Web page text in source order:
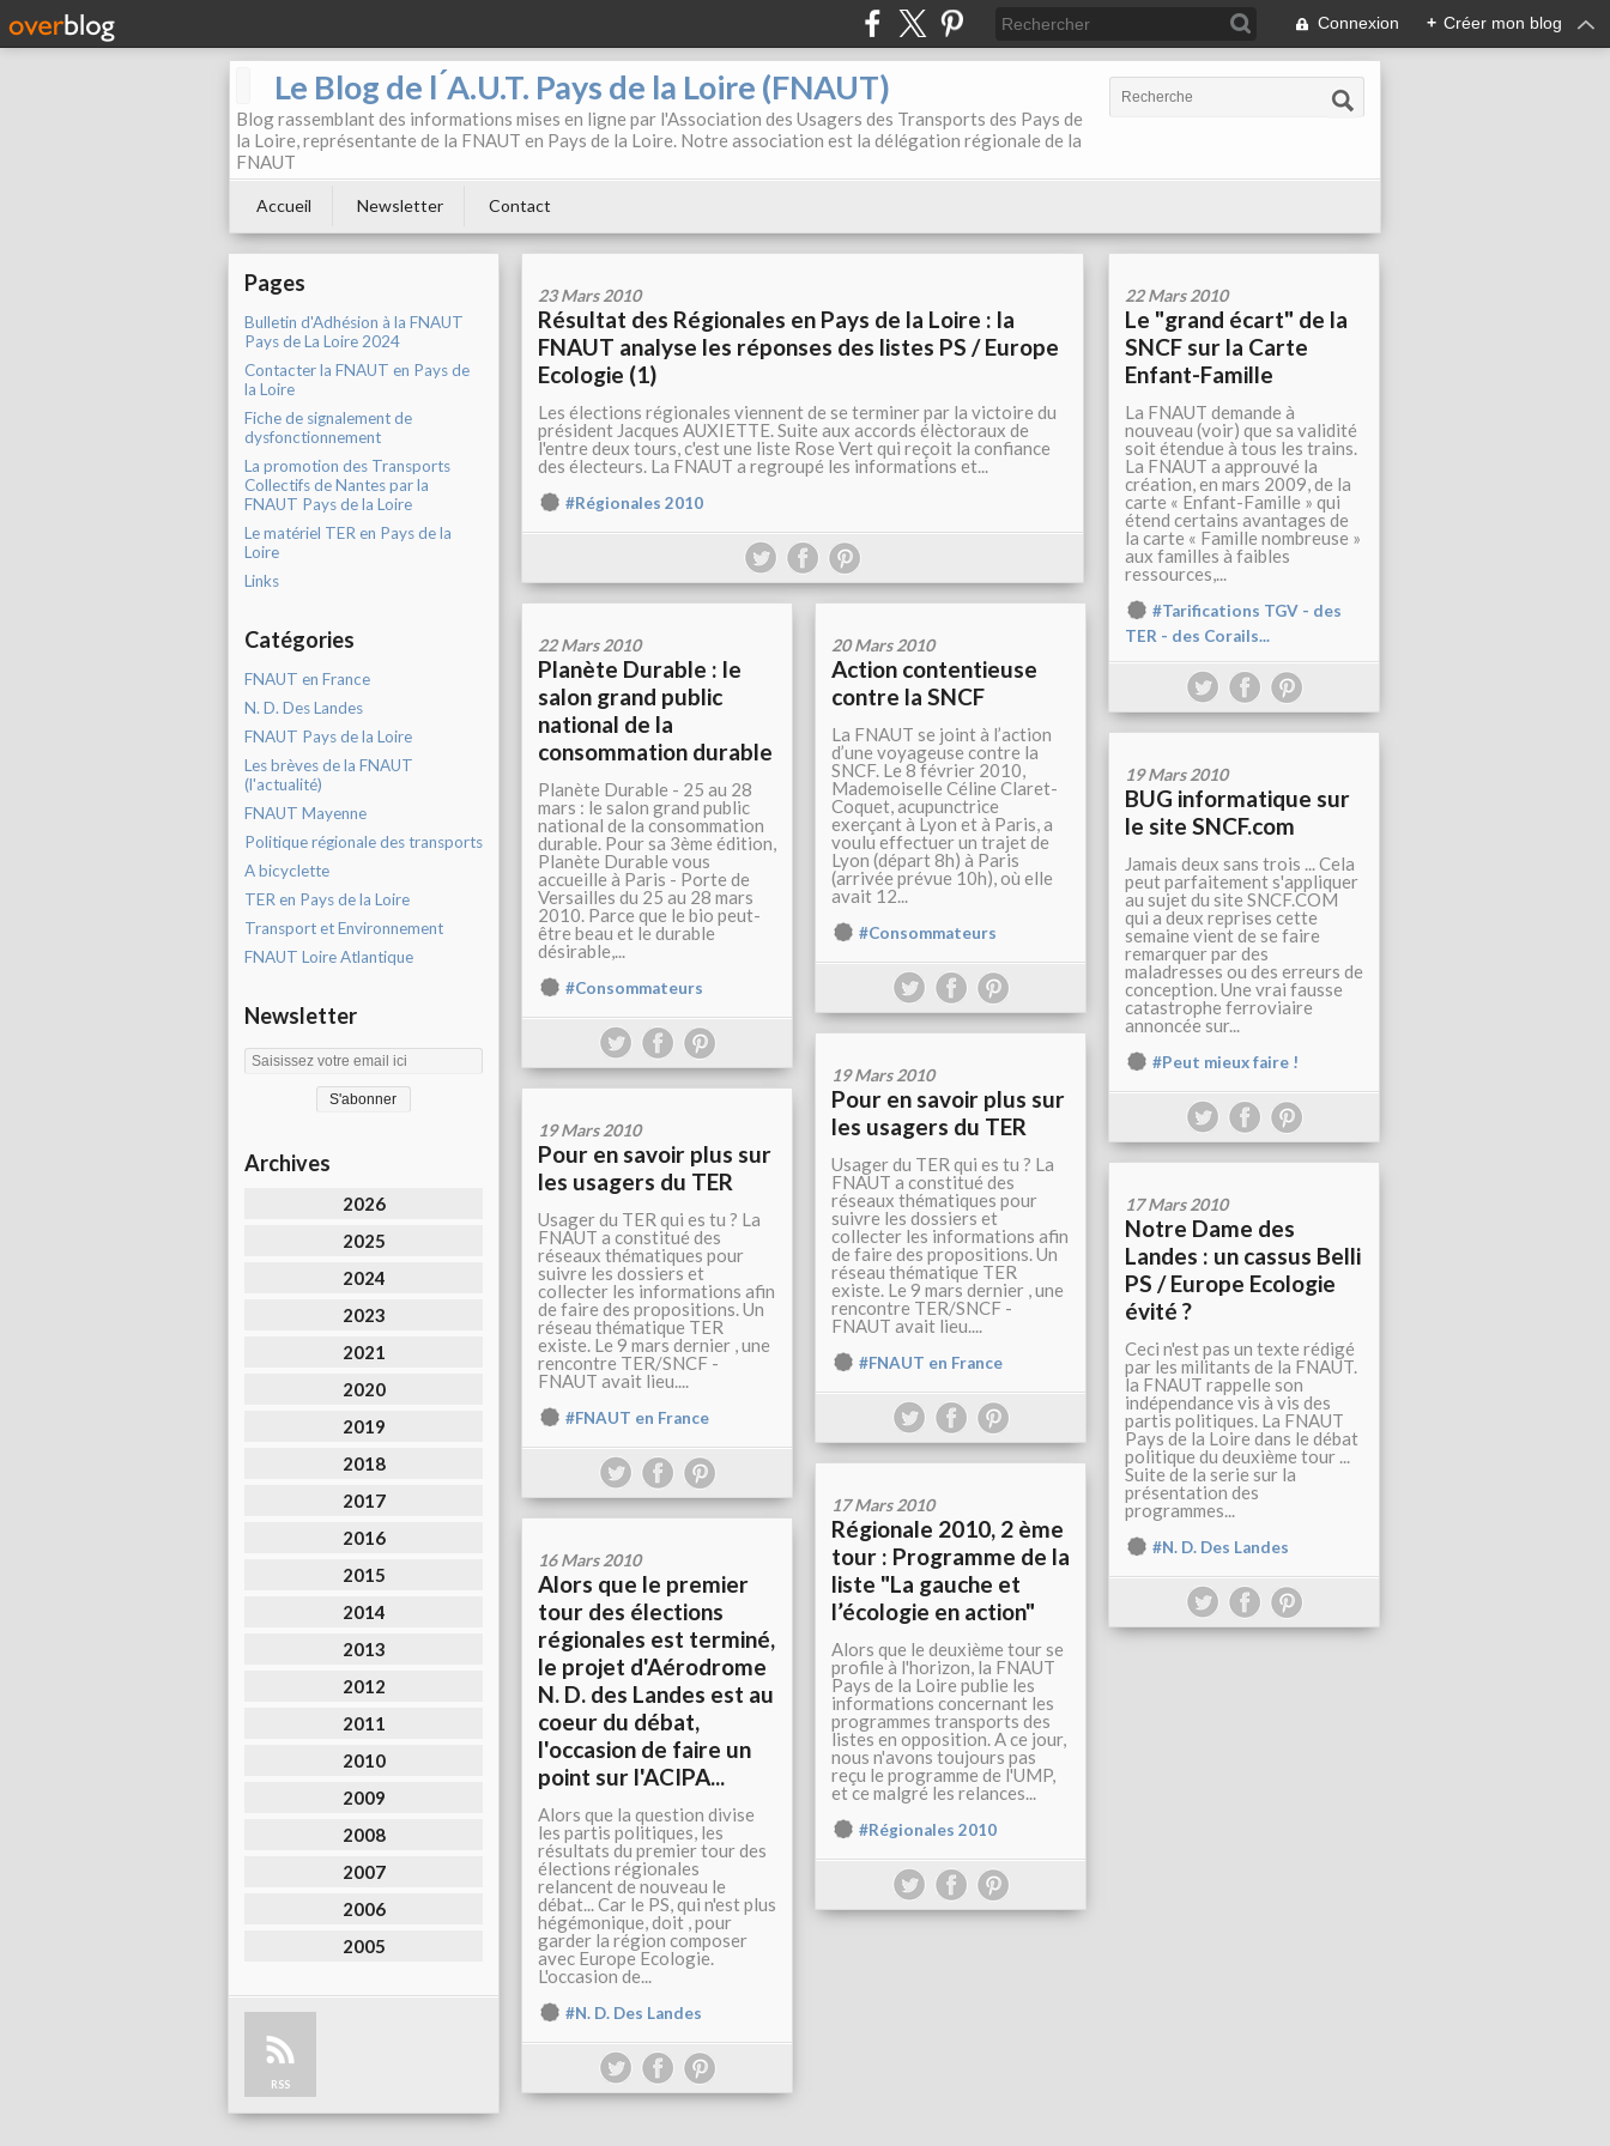
Connexion + Créer mon blog
Le Blog de l ́A.U.T. Pays de la Loire (FNAUT)
Blog rassemblant des informations mises en ligne par l'Association des Usagers des Transports des Pays de
la Loire, représentante de la FNAUT en Pays de la Loire. Notre association est la délégation régionale de la
FNAUT
Accueil Newsletter Contact
Pages
Bulletin d'Adhésion à la FNAUT
Pays de La Loire 2024
Contacter la FNAUT en Pays de
la Loire
Fiche de signalement de
dysfonctionnement
La promotion des Transports
Collectifs de Nantes par la
FNAUT Pays de la Loire
Le matériel TER en Pays de la
Loire
Links
Catégories
FNAUT en France
N. D. Des Landes
FNAUT Pays de la Loire
Les brèves de la FNAUT
(l'actualité)
FNAUT Mayenne
Politique régionale des transports
A bicyclette
TER en Pays de la Loire
Transport et Environnement
FNAUT Loire Atlantique
Newsletter
Archives
2026
2025
2024
2023
2021
2020
2019
2018
2017
2016
2015
2014
2013
2012
2011
2010
2009
2008
2007
2006
2005
RSS
23 Mars 2010
Résultat des Régionales en Pays de la Loire : la
FNAUT analyse les réponses des listes PS / Europe
Ecologie (1)
Les élections régionales viennent de se terminer par la victoire du
président Jacques AUXIETTE. Suite aux accords élèctoraux de
l'entre deux tours, c'est une liste Rose Vert qui reçoit la confiance
des électeurs. La FNAUT a regroupé les informations et...
#Régionales 2010
22 Mars 2010
Le "grand écart" de la
SNCF sur la Carte
Enfant-Famille
La FNAUT demande à
nouveau (voir) que sa validité
soit étendue à tous les trains.
La FNAUT a approuvé la
création, en mars 2009, de la
carte « Enfant-Famille » qui
étend certains avantages de
la carte « Famille nombreuse »
aux familles à faibles
ressources,...
#Tarifications TGV - des
TER - des Corails...
22 Mars 2010
Planète Durable : le
salon grand public
national de la
consommation durable
Planète Durable - 25 au 28
mars : le salon grand public
national de la consommation
durable. Pour sa 3ème édition,
Planète Durable vous
accueille à Paris - Porte de
Versailles du 25 au 28 mars
2010. Parce que le bio peut-
être beau et le durable
désirable,...
#Consommateurs
20 Mars 2010
Action contentieuse
contre la SNCF
La FNAUT se joint à l’action
d’une voyageuse contre la
SNCF. Le 8 février 2010,
Mademoiselle Céline Claret-
Coquet, acupunctrice
exerçant à Lyon et à Paris, a
voulu effectuer un trajet de
Lyon (départ 8h) à Paris
(arrivée prévue 10h), où elle
avait 12...
#Consommateurs
19 Mars 2010
BUG informatique sur
le site SNCF.com
Jamais deux sans trois ... Cela
peut parfaitement s'appliquer
au sujet du site SNCF.COM
qui a deux reprises cette
semaine vient de se faire
remarquer par des
maladresses ou des erreurs de
conception. Une vrai fausse
catastrophe ferroviaire
annoncée sur...
#Peut mieux faire !
19 Mars 2010
Pour en savoir plus sur
les usagers du TER
Usager du TER qui es tu ? La
FNAUT a constitué des
réseaux thématiques pour
suivre les dossiers et
collecter les informations afin
de faire des propositions. Un
réseau thématique TER
existe. Le 9 mars dernier , une
rencontre TER/SNCF -
FNAUT avait lieu....
#FNAUT en France
19 Mars 2010
Pour en savoir plus sur
les usagers du TER
Usager du TER qui es tu ? La
FNAUT a constitué des
réseaux thématiques pour
suivre les dossiers et
collecter les informations afin
de faire des propositions. Un
réseau thématique TER
existe. Le 9 mars dernier , une
rencontre TER/SNCF -
FNAUT avait lieu....
#FNAUT en France
17 Mars 2010
Notre Dame des
Landes : un cassus Belli
PS / Europe Ecologie
évité ?
Ceci n'est pas un texte rédigé
par les militants de la FNAUT.
la FNAUT rappelle son
indépendance vis à vis des
partis politiques. La FNAUT
Pays de la Loire dans le débat
politique du deuxième tour ...
Suite de la serie sur la
présentation des
programmes...
#N. D. Des Landes
17 Mars 2010
Régionale 2010, 2 ème
tour : Programme de la
liste "La gauche et
l’écologie en action"
Alors que le deuxième tour se
profile à l'horizon, la FNAUT
Pays de la Loire publie les
informations concernant les
programmes transports des
listes en opposition. A ce jour,
nous n'avons toujours pas
reçu le programme de l'UMP,
et ce malgré les relances...
#Régionales 2010
16 Mars 2010
Alors que le premier
tour des élections
régionales est terminé,
le projet d'Aérodrome
N. D. des Landes est au
coeur du débat,
l'occasion de faire un
point sur l'ACIPA...
Alors que la question divise
les partis politiques, les
résultats du premier tour des
élections régionales
relancent de nouveau le
débat... Car le PS, qui n'est plus
hégémonique, doit , pour
garder la région composer
avec Europe Ecologie.
L'occasion de...
#N. D. Des Landes